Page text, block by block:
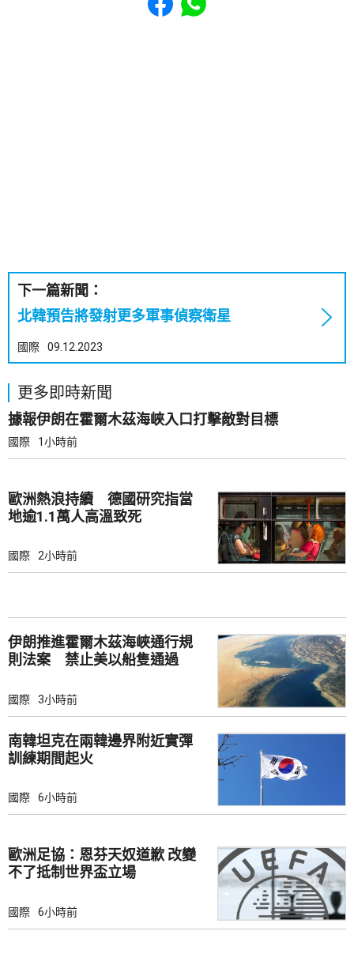
下一篇新聞：
北韓預告將發射更多軍事偵察衛星
國際 09.12.2023
更多即時新聞
據報伊朗在霍爾木茲海峽入口打擊敵對目標
國際 1小時前
歐洲熱浪持續 德國研究指當
地逾1.1萬人高溫致死
國際 2小時前
伊朗推進霍爾木茲海峽通行規
則法案 禁止美以船隻通過
國際 3小時前
南韓坦克在兩韓邊界附近實彈
訓練期間起火
國際 6小時前
歐洲足協：恩芬天奴道歉 改變
不了抵制世界盃立場
國際 6小時前